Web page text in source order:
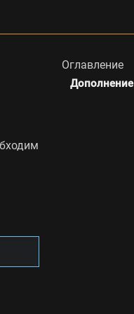
Оглавление
Дополнение